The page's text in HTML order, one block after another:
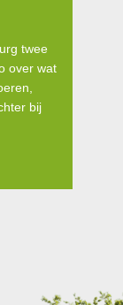
twee
over wat
bij